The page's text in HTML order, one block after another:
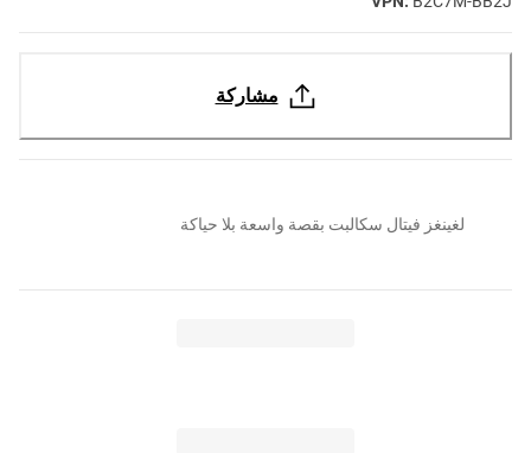
مشاركة
لغينغز فيتال سكالبت بقصة واسعة بلا حياكة